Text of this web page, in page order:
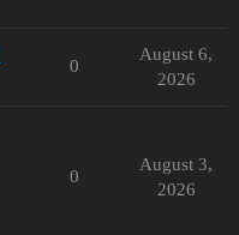
0
August 6,
2026
0
August 3,
2026